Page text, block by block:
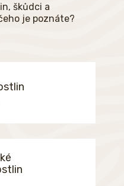
škůdci a
je poznáte?